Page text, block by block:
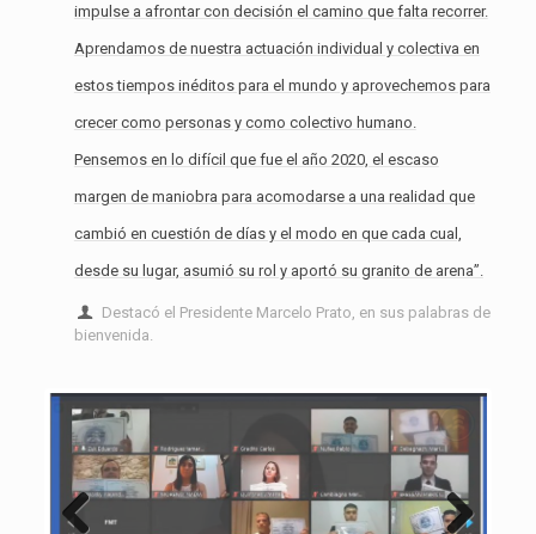
impulse a afrontar con decisión el camino que falta recorrer.
Aprendamos de nuestra actuación individual y colectiva en
estos tiempos inéditos para el mundo y aprovechemos para
crecer como personas y como colectivo humano.
Pensemos en lo difícil que fue el año 2020, el escaso
margen de maniobra para acomodarse a una realidad que
cambió en cuestión de días y el modo en que cada cual,
desde su lugar, asumió su rol y aportó su granito de arena”.
Destacó el Presidente Marcelo Prato, en sus palabras de
bienvenida.